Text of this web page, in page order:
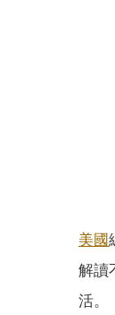
美國
解讀
活。